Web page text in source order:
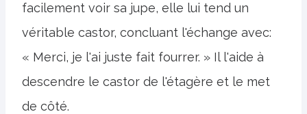
facilement voir sa jupe, elle lui tend un
véritable castor, concluant l'échange avec:
« Merci, je l'ai juste fait fourrer. » Il l'aide à
descendre le castor de l'étagère et le met
de côté.